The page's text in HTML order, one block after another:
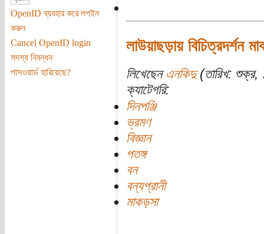
OpenID ব্যবহার করে লগইন
করুন
Cancel OpenID login
সদস্য নিবন্ধন
পাসওয়ার্ড হারিয়েছে?
লাউয়াছড়ায় বিচিত্রদর্শন
লিখেছেন এনকিদু(তারিখ: শুক্র,
ক্যাটেগরি:
দিনপঞ্জি
ভ্রমণ
বিজ্ঞান
পতঙ্গ
বন
বন্যপ্রানী
মাকড়সা